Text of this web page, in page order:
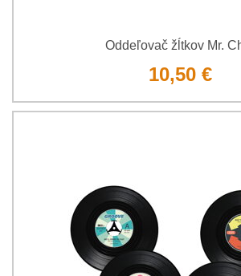
Oddeľovač žĺtkov Mr.
10,50 €